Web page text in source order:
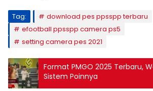
Tag:
download pes ppsspp terbaru
efootball ppsspp camera ps5
setting camera pes 2021
Format PMGO 2025 Terbaru,
Sistem Poinnya